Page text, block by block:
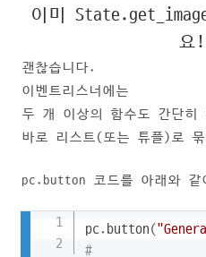
이미
요
괜찮습니다.
이벤트리스너에는
두 개 이상의 함수도 간단히
바로 리스트(또는 튜플)로
pc.button 코드를 아래와 같
pc. button(
#